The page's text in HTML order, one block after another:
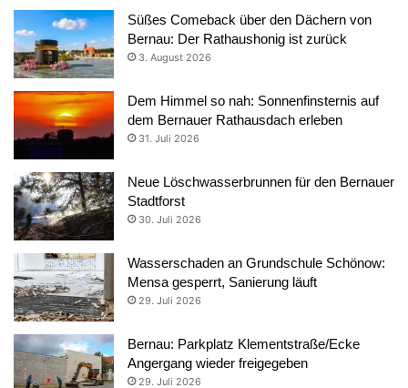
Süßes Comeback über den Dächern von
Bernau: Der Rathaushonig ist zurück
3. August 2026
Dem Himmel so nah: Sonnenfinsternis auf
dem Bernauer Rathausdach erleben
31. Juli 2026
Neue Löschwasserbrunnen für den Bernauer
Stadtforst
30. Juli 2026
Wasserschaden an Grundschule Schönow:
Mensa gesperrt, Sanierung läuft
29. Juli 2026
Bernau: Parkplatz Klementstraße/Ecke
Angergang wieder freigegeben
29. Juli 2026